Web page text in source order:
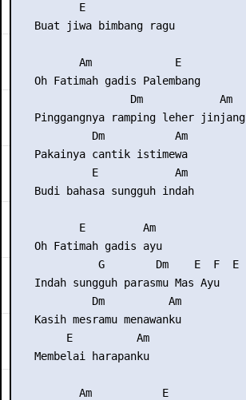
          E
   Buat jiwa bimbang ragu
          Am             E
   Oh Fatimah gadis Palembang
                  Dm            Am
   Pinggangnya ramping leher jinjang
            Dm           Am
   Pakainya cantik istimewa
            E            Am
   Budi bahasa sungguh indah
          E         Am
   Oh Fatimah gadis ayu
             G        Dm    E  F  E
   Indah sungguh parasmu Mas Ayu
            Dm          Am
   Kasih mesramu menawanku
        E          Am
   Membelai harapanku
          Am           E